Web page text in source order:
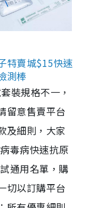
特賣城$15快速
測棒
裝規格不一，
留意售賣平台
及細則，大家
毒病快速抗原
通用名單，購
切以訂購平台